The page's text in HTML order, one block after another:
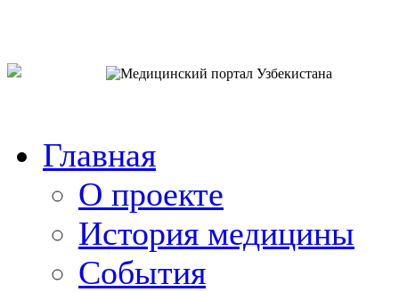
Главная
О проекте
История медицины
События